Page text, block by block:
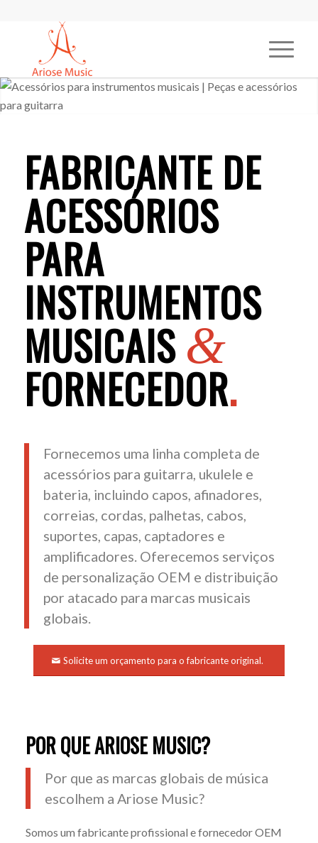
FABRICANTE DE
ACESSÓRIOS
PARA
INSTRUMENTOS
MUSICAIS&
FORNECEDOR.
Fornecemos uma linha completa de
acessórios para guitarra, ukulele e
bateria, incluindo capos, afinadores,
correias, cordas, palhetas, cabos,
suportes, capas, captadores e
amplificadores. Oferecemos serviços
de personalização OEM e distribuição
por atacado para marcas musicais
globais.
Solicite um orçamento para o fabricante original.
POR QUE ARIOSE MUSIC?
Por que as marcas globais de música
escolhem a Ariose Music?
Somos um fabricante profissional e fornecedor OEM